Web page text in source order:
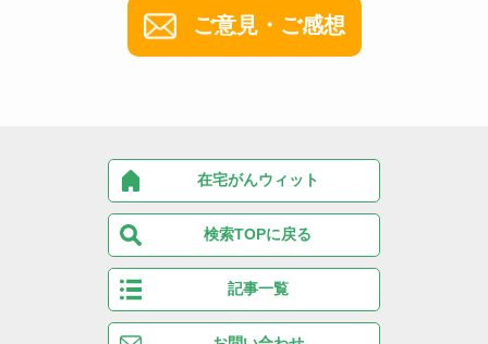
ご意見・ご感想
在宅がんウィット
検索TOPに戻る
記事一覧